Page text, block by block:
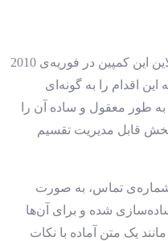
شکل 6-1 تصویری از پلتفرم بسیج آنلاین این کمپین در فوریه‌ی 2010
این اقدام را به گونه‌ای
به طور معقول و ساده آن را
بخش قابل مدیریت تقسیم
شماره‌ی تماس، به صورت
شده و برای آن‌ها
یک متن آماده با نکات